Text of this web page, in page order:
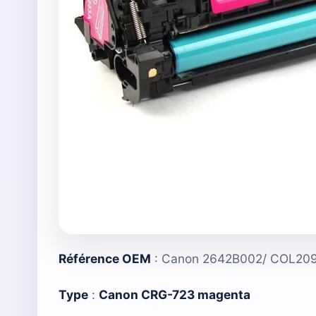
Référence OEM : Canon 2642B002/
Type : Canon CRG-723 magenta